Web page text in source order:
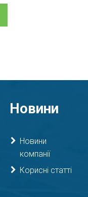
Новини
Новини
компанії
Корисні статті